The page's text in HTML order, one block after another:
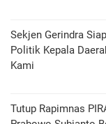
Sekjen Gerindra
Politik Kepala
Kami
Tutup Rapimnas